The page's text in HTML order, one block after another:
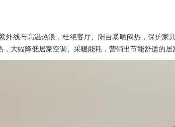
线与高温热浪，杜绝客厅、阳台暴晒闷热，保护家
大幅降低居家空调、采暖能耗，营销出节能舒适的居